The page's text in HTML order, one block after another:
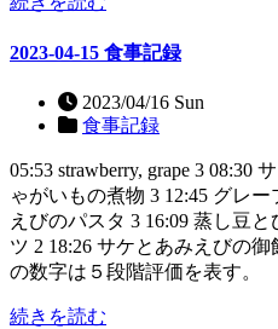
2023-04-15 食事記録
2023/04/16 Sun
食事記録
05:53 strawberry, grape 3 08:30
ゃがいもの煮物 3 12:45 グレ
えびのパスタ 3 16:09 蒸し豆
ツ 2 18:26 サケとあみえびの
の数字は５段階評価を表す。
続きを読む